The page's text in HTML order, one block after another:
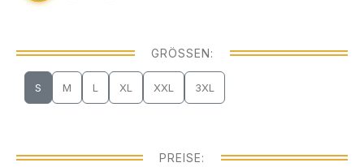
GRÖSSEN:
S M L XL XXL 3XL
PREISE: